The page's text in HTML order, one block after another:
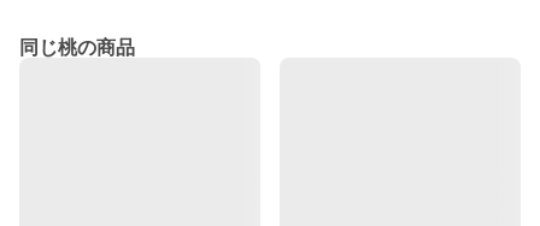
同じ桃の商品